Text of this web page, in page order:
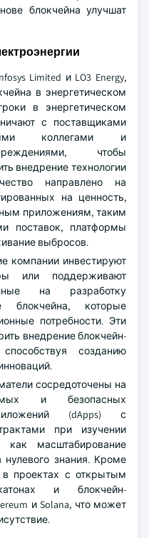
блокчейна улучшат
Limited и LO3 Energy,
в энергетическом
в энергетическом
с поставщиками
коллегами и
чтобы
внедрение технологии
направлено на
на ценность,
приложениям, таким
поставок, платформы
выбросов.
компании инвестируют
или поддерживают
на разработку
которые
потребности. Эти
внедрение блокчейн-
созданию
сосредоточены на
и безопасных
(dApps) с
при изучении
как масштабирование
нулевого знания. Кроме
в проектах с открытым
и блокчейн-
и Solana, что может